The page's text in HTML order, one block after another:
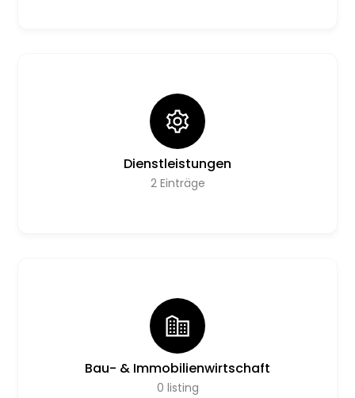
Dienstleistungen
2 Einträge
Bau- & Immobilienwirtschaft
0 listing